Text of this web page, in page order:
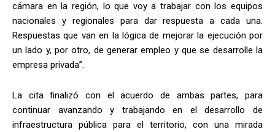
cámara en la región, lo que voy a trabajar con los equipos
nacionales y regionales para dar respuesta a cada una.
Respuestas que van en la lógica de mejorar la ejecución por
un lado y, por otro, de generar empleo y que se desarrolle la
empresa privada”.
La cita finalizó con el acuerdo de ambas partes, para
continuar avanzando y trabajando en el desarrollo de
infraestructura pública para el territorio, con una mirada